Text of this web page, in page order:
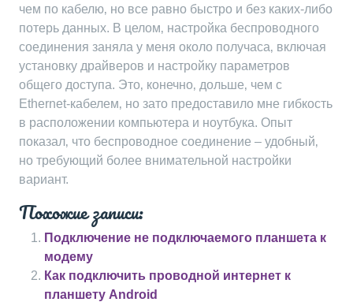
чем по кабелю‚ но все равно быстро и без каких-либо
потерь данных. В целом‚ настройка беспроводного
соединения заняла у меня около получаса‚ включая
установку драйверов и настройку параметров
общего доступа. Это‚ конечно‚ дольше‚ чем с
Ethernet-кабелем‚ но зато предоставило мне гибкость
в расположении компьютера и ноутбука. Опыт
показал‚ что беспроводное соединение – удобный‚
но требующий более внимательной настройки
вариант.
Похожие записи:
Подключение не подключаемого планшета к
модему
Как подключить проводной интернет к
планшету Android